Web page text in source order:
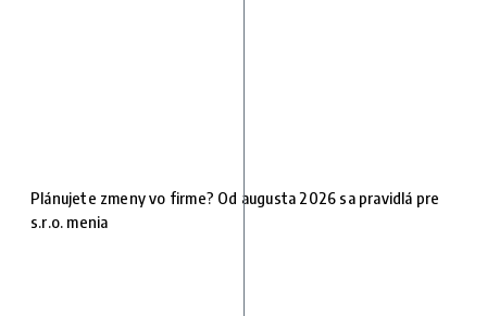
Plánujete zmeny vo firme? Od augusta 2026 sa pravidlá pre
s.r.o. menia